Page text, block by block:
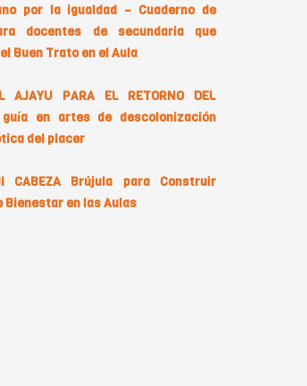
por la igualdad – Cuaderno de
docentes de secundaria que
Buen Trato en el Aula
AJAYU PARA EL RETORNO DEL
guía en artes de descolonización
del placer
CABEZA Brújula para Construir
Bienestar en las Aulas